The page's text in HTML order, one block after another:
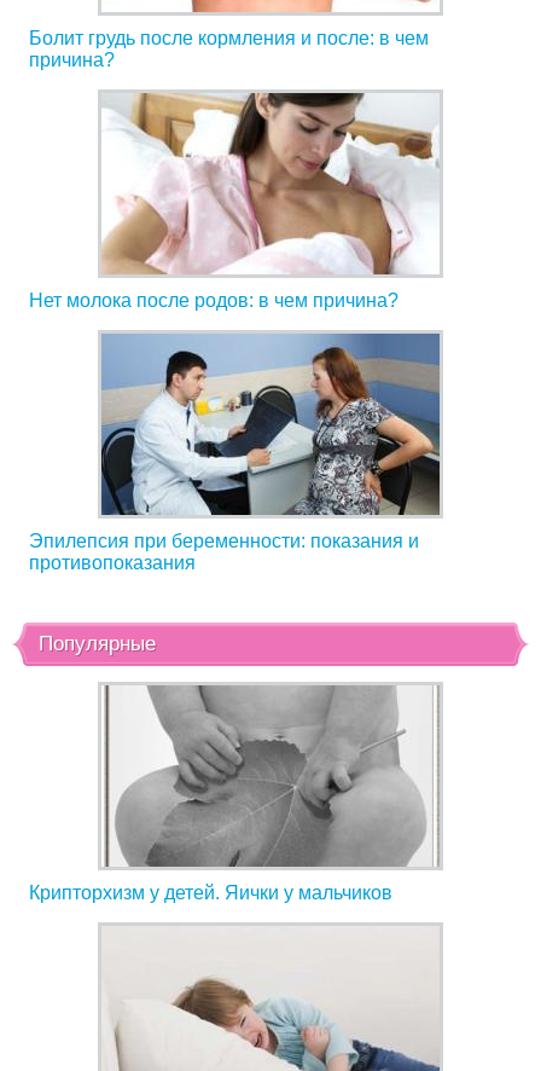
Болит грудь после кормления и после: в чем
причина?
Нет молока после родов: в чем причина?
Эпилепсия при беременности: показания и
противопоказания
Популярные
Крипторхизм у детей. Яички у мальчиков